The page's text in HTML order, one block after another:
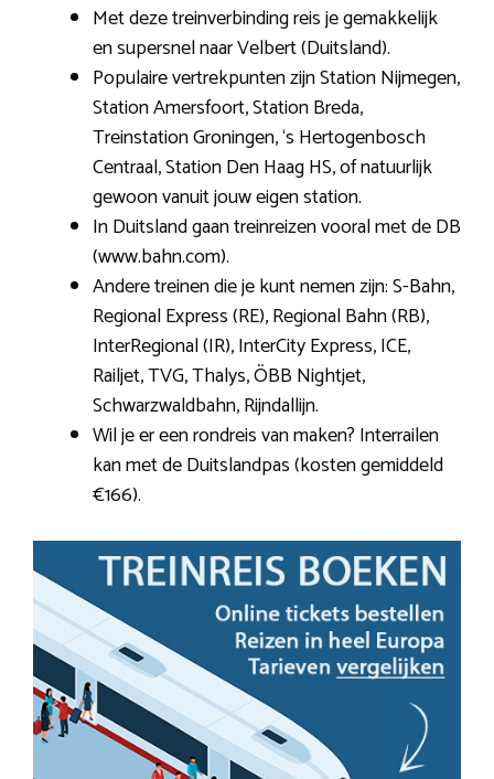
Met deze treinverbinding reis je gemakkelijk
en supersnel naar Velbert (Duitsland).
Populaire vertrekpunten zijn Station Nijmegen,
Station Amersfoort, Station Breda,
Treinstation Groningen, ‘s Hertogenbosch
Centraal, Station Den Haag HS, of natuurlijk
gewoon vanuit jouw eigen station.
In Duitsland gaan treinreizen vooral met de DB
(www.bahn.com).
Andere treinen die je kunt nemen zijn: S-Bahn,
Regional Express (RE), Regional Bahn (RB),
InterRegional (IR), InterCity Express, ICE,
Railjet, TVG, Thalys, ÖBB Nightjet,
Schwarzwaldbahn, Rijndallijn.
Wil je er een rondreis van maken? Interrailen
kan met de Duitslandpas (kosten gemiddeld
€166).